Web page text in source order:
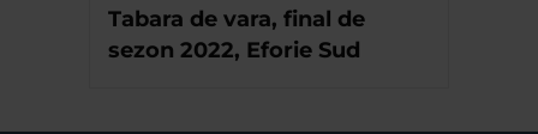
Tabara de vara, final de
sezon 2022, Eforie Sud